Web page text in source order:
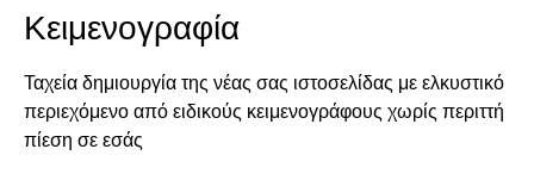
Κειμενογραφία
Ταχεία δημιουργία της νέας σας ιστοσελίδας με ελκυστικό
περιεχόμενο από ειδικούς κειμενογράφους χωρίς περιττή
πίεση σε εσάς